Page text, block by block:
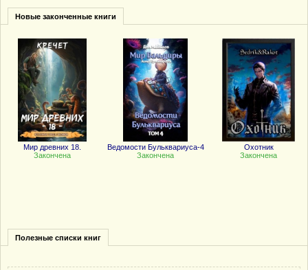
Новые законченные книги
Мир древних 18.
Закончена
Ведомости Бульквариуса-4
Закончена
Охотник
Закончена
Полезные списки книг